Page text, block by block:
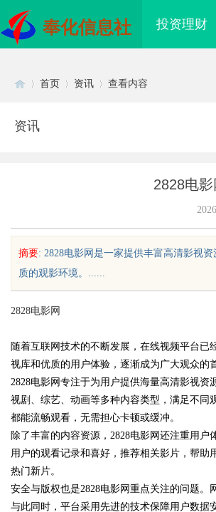
奉化信息社 投资理财
uz
首页 资讯 查看内容
资讯
2828电
摘要: 2828电影网是一家提供丰富高清影视
质的观影环境。......
2828电影网
随着互联网技术的不断发展，在线视频平台
视库和优质的用户体验，逐渐成为广大观众的
2828电影网专注于为用户提供海量高清影视
视剧、综艺、动画等多种内容类型，满足不同
都能流畅观看，无需担心卡顿或缓冲。
除了丰富的内容资源，2828电影网还注重用
用户的观看记录和喜好，推荐相关影片，帮
热门新片。
安全与版权也是2828电影网重点关注的问题
与此同时，平台采用先进的技术保障用户数据
紧凑型本安球机赋
师如何守